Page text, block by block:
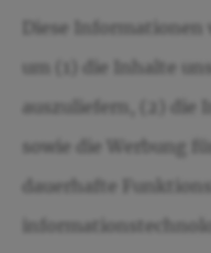
Diese
um (1) die Inhalte
auszuliefern, (2) die
sowie die Werbung
dauerhafte